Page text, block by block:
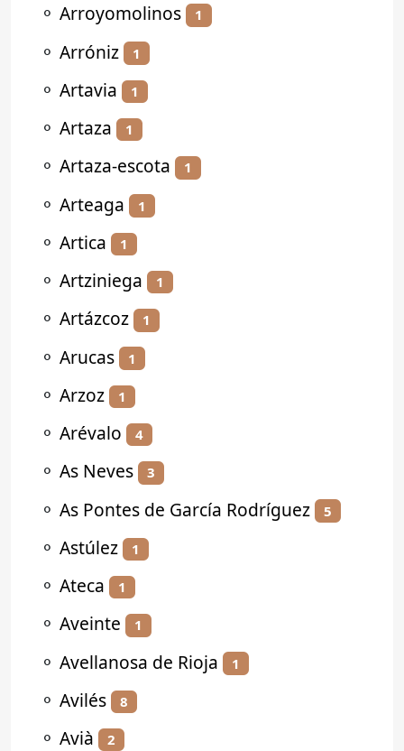
⚬ Arroyomolinos 1
⚬ Arróniz 1
⚬ Artavia 1
⚬ Artaza 1
⚬ Artaza-escota 1
⚬ Arteaga 1
⚬ Artica 1
⚬ Artziniega 1
⚬ Artázcoz 1
⚬ Arucas 1
⚬ Arzoz 1
⚬ Arévalo 4
⚬ As Neves 3
⚬ As Pontes de García Rodríguez 5
⚬ Astúlez 1
⚬ Ateca 1
⚬ Aveinte 1
⚬ Avellanosa de Rioja 1
⚬ Avilés 8
⚬ Avià 2